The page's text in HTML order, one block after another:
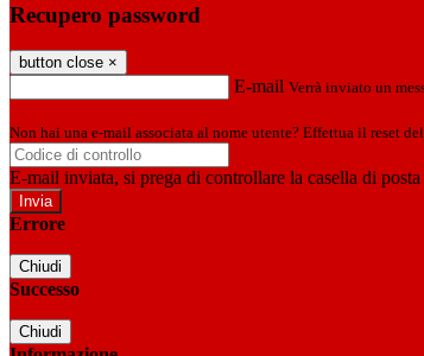
Recupero password
button close ×
E-mail Verrà inviato un
Non hai una e-mail associata al nome utente? Effettua il reset
E-mail inviata, si prega di controllare la casella di
Errore
Chiudi
Successo
Chiudi